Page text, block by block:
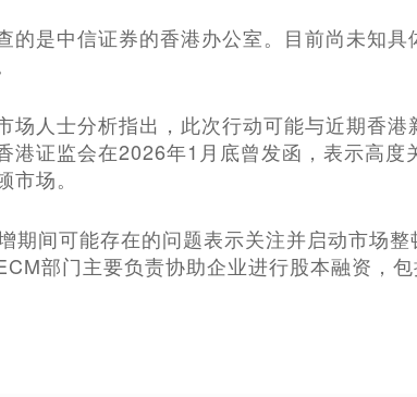
的是中信证券的香港办公室。目前尚未知
场人士分析指出，‌此次行动可能与近期香
港证监会在2026年1月底曾发函，表示高度
场。
期间可能存在的问题表示关注并启动市场
部门主要负责协助企业进行股本融资，